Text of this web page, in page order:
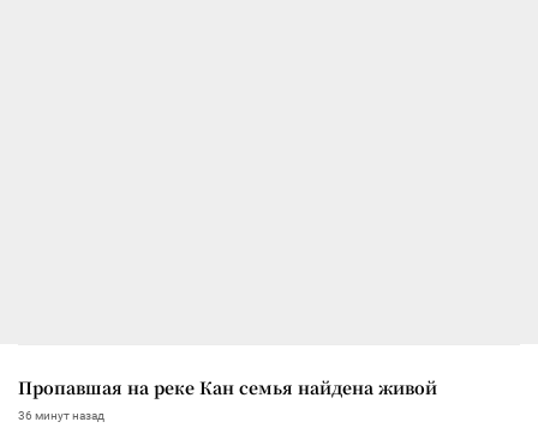
Пропавшая на реке Кан семья найдена живой
36 минут назад